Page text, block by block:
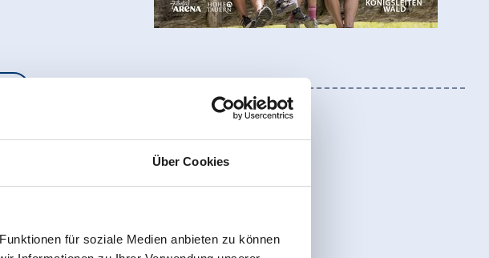
Über Cookies
für soziale Medien anbieten zu können
register